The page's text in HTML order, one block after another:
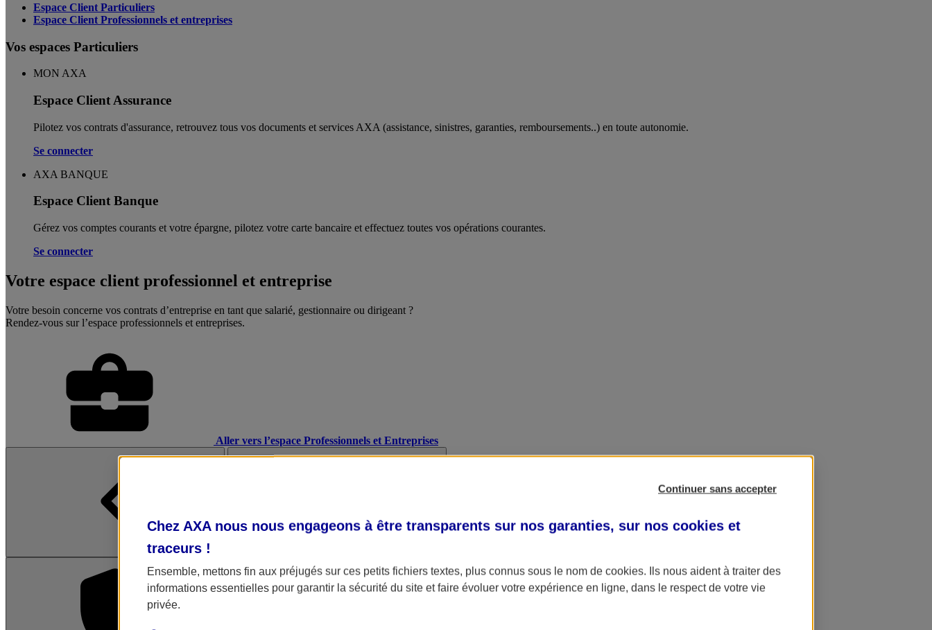
Espace Client Particuliers
Espace Client Professionnels et entreprises
Vos espaces Particuliers
MON AXA
Espace Client Assurance
Pilotez vos contrats d'assurance, retrouvez tous vos documents et services AXA (assistance, sinistres, garanties, remboursements..) en toute autonomie. ​
Se connecter
AXA BANQUE
Espace Client Banque
Gérez vos comptes courants et votre épargne, pilotez votre carte bancaire et effectuez toutes vos opérations courantes.
Se connecter
Votre espace client professionnel et entreprise
Votre besoin concerne vos contrats d’entreprise en tant que salarié, gestionnaire ou dirigeant ?
Rendez-vous sur l’espace professionnels et entreprises.
Aller vers l’espace Professionnels et Entreprises
Continuer sans accepter
Chez AXA nous nous engageons à être transparents sur nos garanties, sur nos cookies et
traceurs !
Ensemble, mettons fin aux préjugés sur ces petits fichiers textes, plus connus sous le nom de cookies. Ils nous aident à traiter des
informations essentielles pour garantir la sécurité du site et faire évoluer votre expérience en ligne, dans le respect de votre vie
privée.